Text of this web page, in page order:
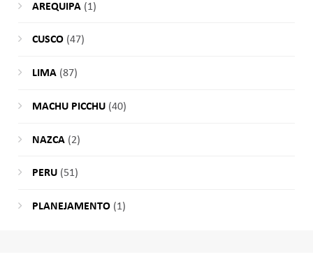
AREQUIPA(1)
CUSCO(47)
LIMA(87)
MACHU PICCHU(40)
NAZCA(2)
PERU(51)
PLANEJAMENTO(1)